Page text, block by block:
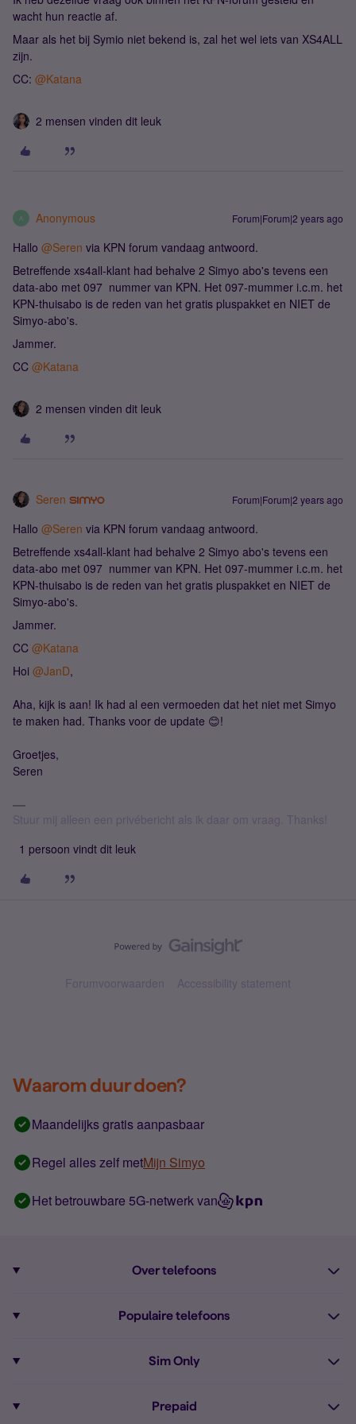
wacht hun reactie af.
Maar als het bij Symio niet bekend is, zal het wel iets van XS4ALL
zijn.
CC: @Katana
2 mensen vinden dit leuk
A Anonymous Forum|Forum|2 years ago
Hallo @Seren via KPN forum vandaag antwoord.
Betreffende xs4all-klant had behalve 2 Simyo abo's tevens een
data-abo met 097 nummer van KPN. Het 097-mummer i.c.m. het
KPN-thuisabo is de reden van het gratis pluspakket en NIET de
Simyo-abo's.
Jammer.
CC @Katana
2 mensen vinden dit leuk
Seren Forum|Forum|2 years ago
Hallo @Seren via KPN forum vandaag antwoord.
Betreffende xs4all-klant had behalve 2 Simyo abo's tevens een
data-abo met 097 nummer van KPN. Het 097-mummer i.c.m. het
KPN-thuisabo is de reden van het gratis pluspakket en NIET de
Simyo-abo's.
Jammer.
CC @Katana
Hoi @JanD,
Aha, kijk is aan! Ik had al een vermoeden dat het niet met Simyo
te maken had. Thanks voor de update 😊!
Groetjes,
Seren
Stuur mij alleen een privébericht als ik daar om vraag. Thanks!
1 persoon vindt dit leuk
Forumvoorwaarden Accessibility statement
Waarom duur doen?
Maandelijks gratis aanpasbaar
Regel alles zelf metMijn Simyo
Het betrouwbare 5G-netwerk van
Over telefoons
Alle telefoons
Populaire telefoons
iPhone 16
Sim Only
Prepaid